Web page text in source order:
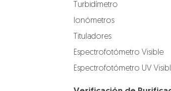
Turbidímetro
Ionómetros
Tituladores
Espectrofotómetro Visible
Espectrofotómetro UV